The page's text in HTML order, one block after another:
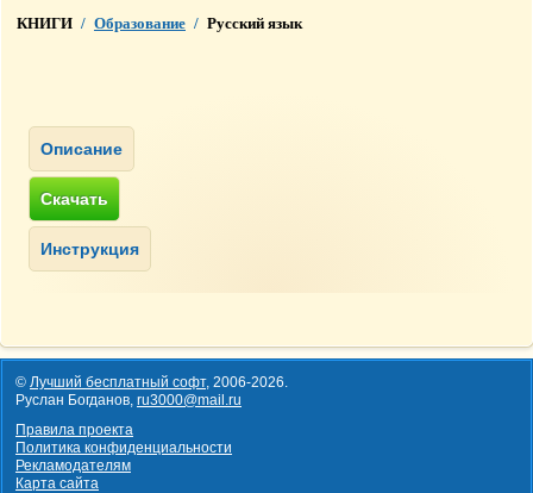
КНИГИ / Образование / Русский язык
© Лучший бесплатный софт, 2006-2026.
Руслан Богданов, ru3000@mail.ru
Правила проекта
Политика конфиденциальности
Рекламодателям
Карта сайта